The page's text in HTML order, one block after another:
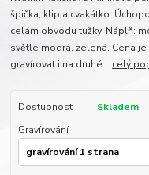
špička, klip a cvakátko.
celám obvodu tužky. Náplň:
světle modrá, zelená. Cena
gravírovat i na druhé... celý
Dostupnost
Skladem
Gravírování